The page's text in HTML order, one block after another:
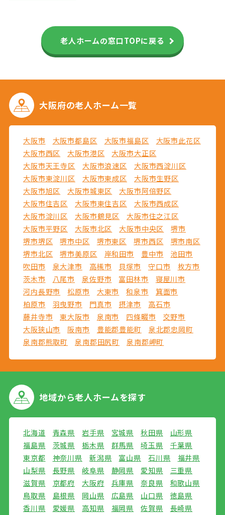
老人ホームの窓口TOPに戻る
大阪府の老人ホーム一覧
大阪市 大阪市都島区 大阪市福島区
大阪市此花区
大阪市西区
大阪市港区
大阪市大正区
大阪市天王寺区
大阪市浪速区
大阪市西淀川区
大阪市東淀川区
大阪市東成区
大阪市生野区
大阪市旭区
大阪市城東区
大阪市阿倍野区
大阪市住吉区
大阪市東住吉区
大阪市西成区
大阪市淀川区
大阪市鶴見区
大阪市住之江区
大阪市平野区
大阪市北区 大阪市中央区
堺市
堺市堺区
堺市中区 堺市東区 堺市西区
堺市南区
堺市北区
堺市美原区 岸和田市 豊中市
池田市
吹田市
泉大津市 高槻市 貝塚市 守口市
枚方市
茨木市
八尾市 泉佐野市 富田林市
寝屋川市
河内長野市
松原市 大東市 和泉市
箕面市
柏原市
羽曳野市 門真市 摂津市
高石市
藤井寺市
東大阪市 泉南市 四條畷市
交野市
大阪狭山市
阪南市 豊能郡豊能町
泉北郡忠岡町
泉南郡熊取町
泉南郡田尻町 泉南郡岬町
地域から老人ホームを探す
北海道 青森県 岩手県 宮城県 秋田県
山形県
福島県
茨城県 栃木県 群馬県 埼玉県
千葉県
東京都
神奈川県 新潟県 富山県 石川県
福井県
山梨県
長野県 岐阜県 静岡県 愛知県
三重県
滋賀県
京都府 大阪府 兵庫県 奈良県
和歌山県
鳥取県
島根県 岡山県 広島県 山口県
徳島県
香川県
愛媛県 高知県 福岡県 佐賀県
長崎県